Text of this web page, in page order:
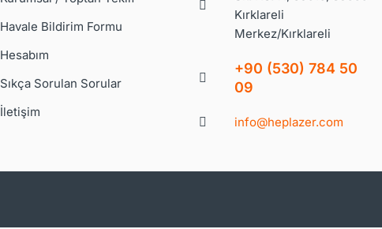
Havale Bildirim Formu
Hesabım
Sıkça Sorulan Sorular
İletişim
Kırklareli
Merkez/Kırklareli
+90 (530) 784 50
09
info@heplazer.com